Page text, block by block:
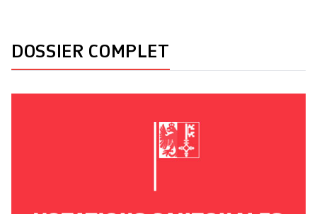
DOSSIER COMPLET